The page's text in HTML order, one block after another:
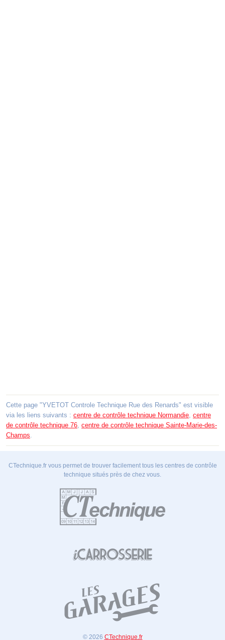
Cette page "YVETOT Controle Technique Rue des Renards" est visible
via les liens suivants : centre de contrôle technique Normandie, centre
de contrôle technique 76, centre de contrôle technique Sainte-Marie-des-
Champs.
CTechnique.fr vous permet de trouver facilement tous les centres de contrôle
technique situés près de chez vous.
© 2026 CTechnique.fr